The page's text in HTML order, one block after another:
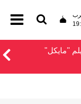
"مايكل"